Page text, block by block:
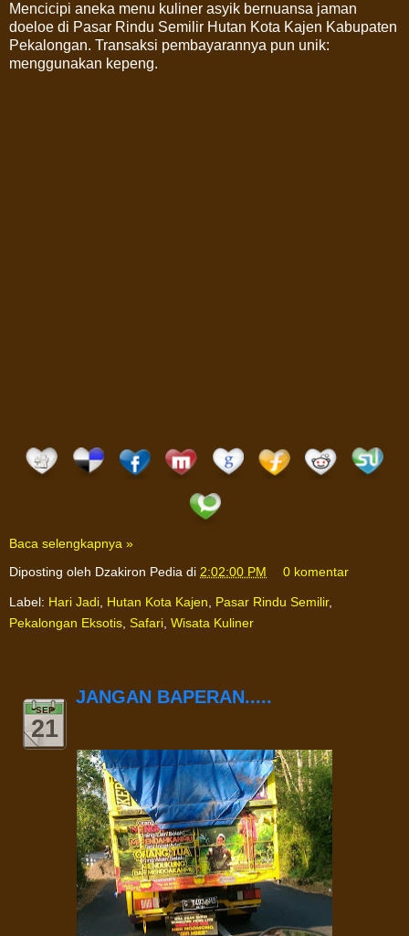
Mencicipi aneka menu kuliner asyik bernuansa jaman
doeloe di Pasar Rindu Semilir Hutan Kota Kajen Kabupaten
Pekalongan. Transaksi pembayarannya pun unik:
menggunakan kepeng.
Baca selengkapnya »
Diposting oleh Dzakiron Pedia di 2:02:00 PM 0 komentar
Label: Hari Jadi, Hutan Kota Kajen, Pasar Rindu Semilir,
Pekalongan Eksotis, Safari, Wisata Kuliner
SEP
21
JANGAN BAPERAN.....